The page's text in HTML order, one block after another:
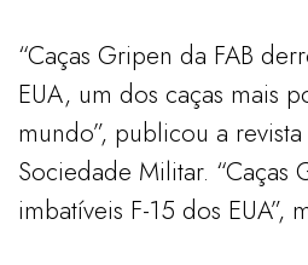
“Caças Gripen da FAB
EUA, um dos caças mais
mundo”, publicou a
Sociedade Militar. “Caças
imbatíveis F-15 dos EUA”,